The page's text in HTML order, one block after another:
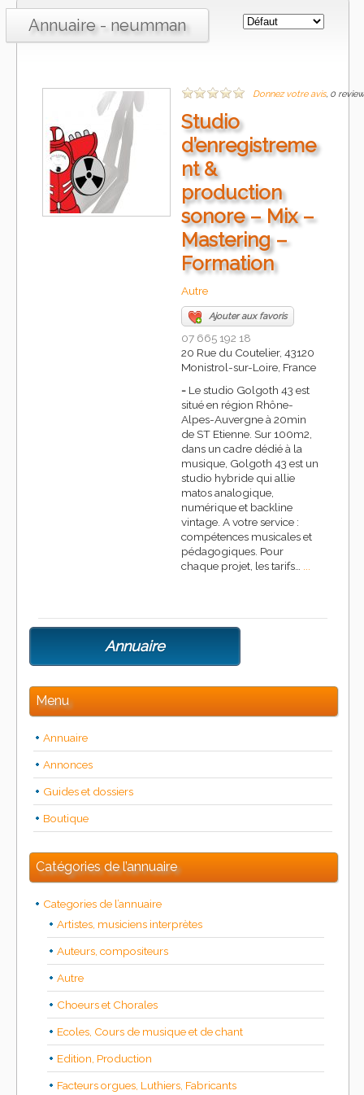
Annuaire - neumman
Donnez votre avis, 0
Studio
d’enregistreme
nt &
production
sonore – Mix –
Mastering –
Formation
Autre
Ajouter aux favoris
07 665 192 18
20 Rue du Coutelier, 43120
Monistrol-sur-Loire, France
- Le studio Golgoth 43 est
situé en région Rhône-
Alpes-Auvergne à 20min
de ST Etienne. Sur 100m2,
dans un cadre dédié à la
musique, Golgoth 43 est un
studio hybride qui allie
matos analogique,
numérique et backline
vintage. A votre service :
compétences musicales et
pédagogiques. Pour
chaque projet, les tarifs… ...
Annuaire
Menu
Annuaire
Annonces
Guides et dossiers
Boutique
Catégories de l’annuaire
Categories de l’annuaire
Artistes, musiciens interprètes
Auteurs, compositeurs
Autre
Choeurs et Chorales
Ecoles, Cours de musique et de chant
Edition, Production
Facteurs orgues, Luthiers, Fabricants